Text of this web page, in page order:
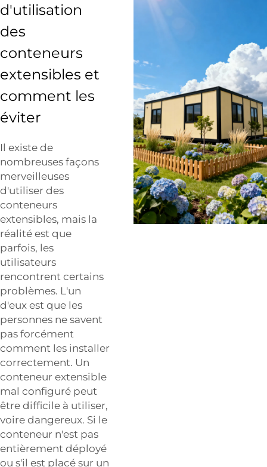
d'utilisation
des
conteneurs
extensibles et
comment les
éviter
Il existe de
nombreuses façons
merveilleuses
d'utiliser des
conteneurs
extensibles, mais la
réalité est que
parfois, les
utilisateurs
rencontrent certains
problèmes. L'un
d'eux est que les
personnes ne savent
pas forcément
comment les installer
correctement. Un
conteneur extensible
mal configuré peut
être difficile à utiliser,
voire dangereux. Si le
conteneur n'est pas
entièrement déployé
ou s'il est placé sur un